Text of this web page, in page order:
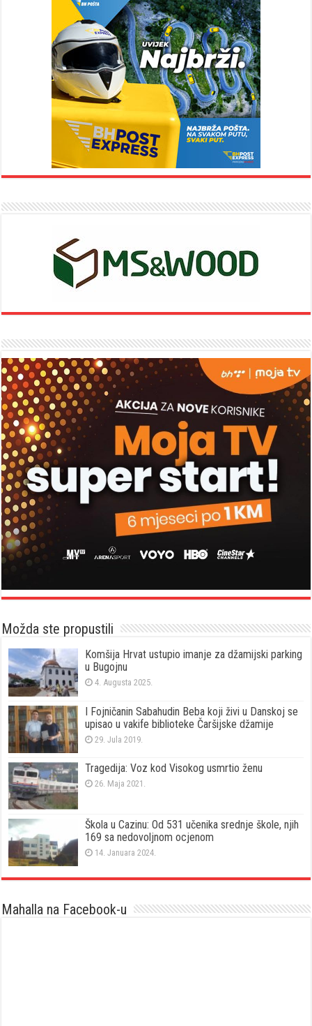
Možda ste propustili
Komšija Hrvat ustupio imanje za džamijski parking
u Bugojnu
4. Augusta 2025.
I Fojničanin Sabahudin Beba koji živi u Danskoj se
upisao u vakife biblioteke Čaršijske džamije
29. Jula 2019.
Tragedija: Voz kod Visokog usmrtio ženu
26. Maja 2021.
Škola u Cazinu: Od 531 učenika srednje škole, njih
169 sa nedovoljnom ocjenom
14. Januara 2024.
Mahalla na Facebook-u